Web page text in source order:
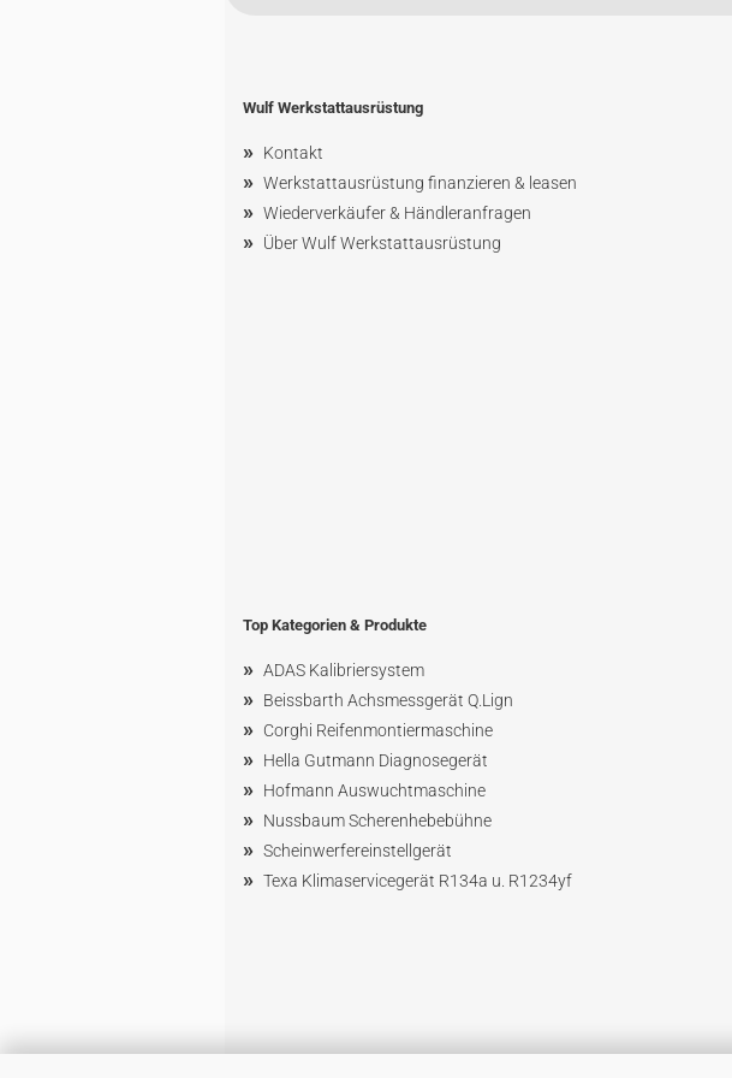
Wulf Werkstattausrüstung
» Kontakt
» Werkstattausrüstung finanzieren & leasen
» Wiederverkäufer & Händleranfragen
» Über Wulf Werkstattausrüstung
Top Kategorien & Produkte
» ADAS Kalibriersystem
» Beissbarth Achsmessgerät Q.Lign
» Corghi Reifenmontiermaschine
» Hella Gutmann Diagnosegerät
» Hofmann Auswuchtmaschine
» NussbaumScherenhebebühne
» Scheinwerfereinstellgerät
» Texa Klimaservicegerät R134a u. R1234yf